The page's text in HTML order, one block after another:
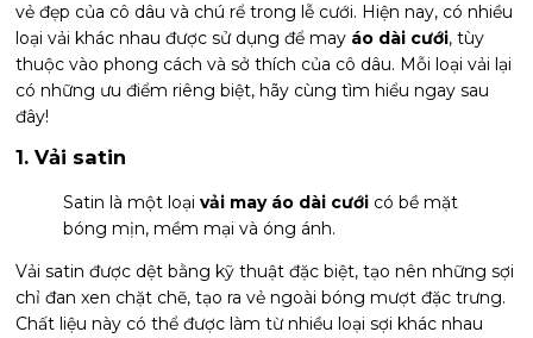
vẻ đẹp của cô dâu và chú rể trong lễ cưới. Hiện nay, có nhiều
loại vải khác nhau được sử dụng để may áo dài cưới, tùy
thuộc vào phong cách và sở thích của cô dâu. Mỗi loại vải lại
có những ưu điểm riêng biệt, hãy cùng tìm hiểu ngay sau
đây!
1. Vải satin
Satin là một loạivải may áo dài cưới có bề mặt
bóng mịn, mềm mại và óng ánh.
Vải satin được dệt bằng kỹ thuật đặc biệt, tạo nên những sợi
chỉ đan xen chặt chẽ, tạo ra vẻ ngoài bóng mượt đặc trưng.
Chất liệu này có thể được làm từ nhiều loại sợi khác nhau